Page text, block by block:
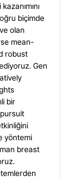
biçimde
olan
mean-
robust
Gen
bir
yöntemi
breast